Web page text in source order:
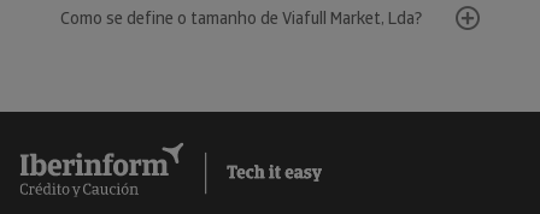
Como se define o tamanho de Viafull Market, Lda?